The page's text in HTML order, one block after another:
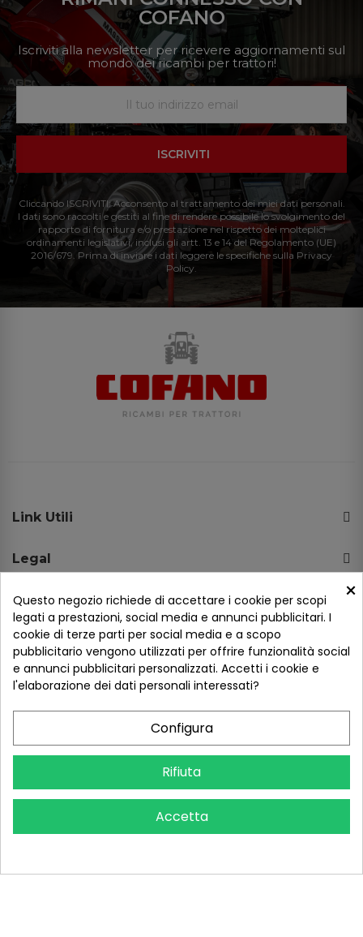
COFANO
Iscriviti alla newsletter per ricevere aggiornamenti sul
mondo dei ricambi per trattori!
ISCRIVITI
Cliccando ISCRIVITI: Acconsento al trattamento dei miei dati personali.
I dati sono raccolti e gestiti al fine di rendere possibile lo svolgimento del
rapporto di fornitura e/o prestazione nel rispetto dei molteplici
ordinamenti legislativi, inclusi gli artt. 13 e 14 del Regolamento (UE)
2016/679. Prima di inviare i dati leggere le specifiche sulla Privacy
Policy.
Link Utili
Legal
Via Roma, 234, 72015 Fasano BR
Email: ricambi@cofanosrl.it
Telefono:
Tel.: +39 080 44 13 478
Metodi di pagamento
Seguici sui social
×
Questo negozio richiede di accettare i cookie per scopi
legati a prestazioni, social media e annunci pubblicitari. I
cookie di terze parti per social media e a scopo
pubblicitario vengono utilizzati per offrire funzionalità social
e annunci pubblicitari personalizzati. Accetti i cookie e
l'elaborazione dei dati personali interessati?
Configura
Rifiuta
Accetta